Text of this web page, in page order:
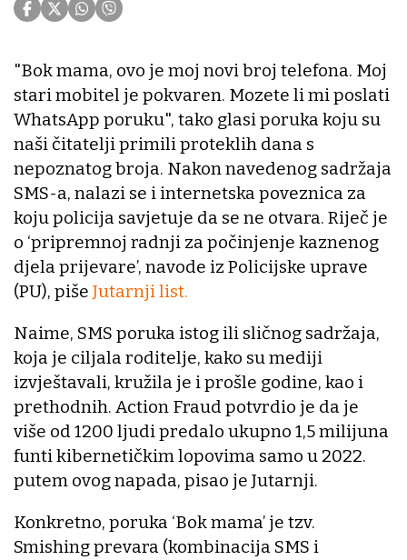
"Bok mama, ovo je moj novi broj telefona. Moj
stari mobitel je pokvaren. Mozete li mi poslati
WhatsApp poruku", tako glasi poruka koju su
naši čitatelji primili proteklih dana s
nepoznatog broja. Nakon navedenog sadržaja
SMS-a, nalazi se i internetska poveznica za
koju policija savjetuje da se ne otvara. Riječ je
o ‘pripremnoj radnji za počinjenje kaznenog
djela prijevare’, navode iz Policijske uprave
(PU), piše Jutarnji list.
Naime, SMS poruka istog ili sličnog sadržaja,
koja je ciljala roditelje, kako su mediji
izvještavali, kružila je i prošle godine, kao i
prethodnih. Action Fraud potvrdio je da je
više od 1200 ljudi predalo ukupno 1,5 milijuna
funti kibernetičkim lopovima samo u 2022.
putem ovog napada, pisao je Jutarnji.
Konkretno, poruka ‘Bok mama’ je tzv.
Smishing prevara (kombinacija SMS i